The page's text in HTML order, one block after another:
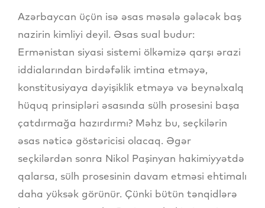
Azərbaycan üçün isə əsas məsələ gələcək baş
nazirin kimliyi deyil. Əsas sual budur:
Ermənistan siyasi sistemi ölkəmizə qarşı ərazi
iddialarından birdəfəlik imtina etməyə,
konstitusiyaya dəyişiklik etməyə və beynəlxalq
hüquq prinsipləri əsasında sülh prosesini başa
çatdırmağa hazırdırmı? Məhz bu, seçkilərin
əsas nəticə göstəricisi olacaq. Əgər
seçkilərdən sonra Nikol Paşinyan hakimiyyətdə
qalarsa, sülh prosesinin davam etməsi ehtimalı
daha yüksək görünür. Çünki bütün tənqidlərə